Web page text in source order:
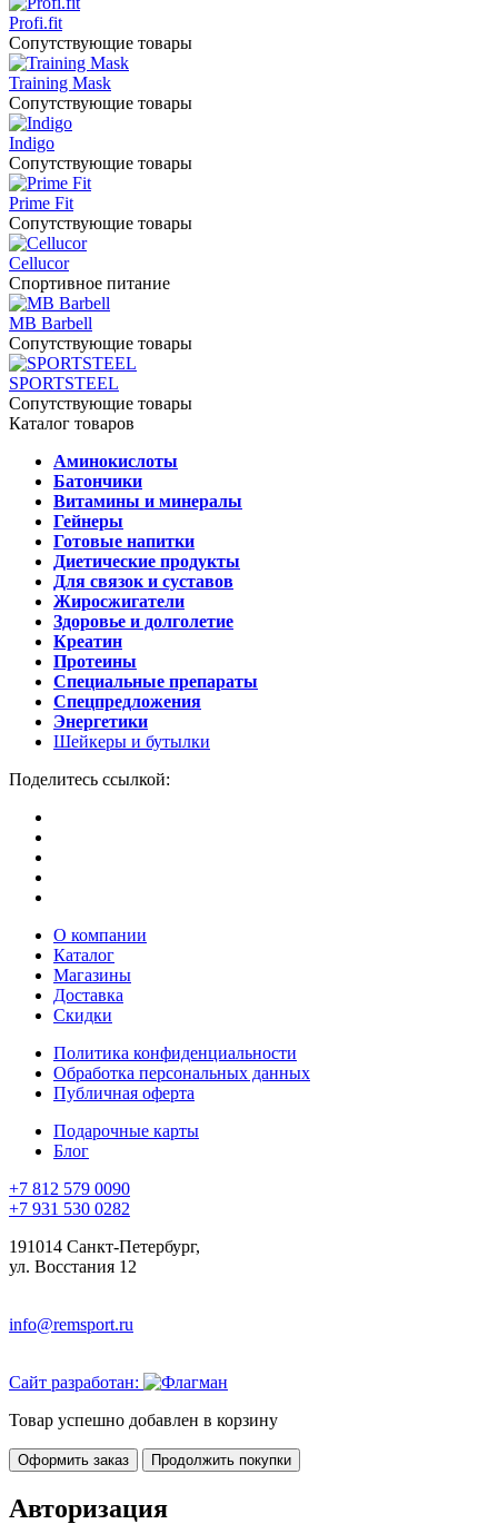
Profi.fit
Сопутствующие товары
Training Mask
Сопутствующие товары
Indigo
Сопутствующие товары
Prime Fit
Сопутствующие товары
Cellucor
Спортивное питание
MB Barbell
Сопутствующие товары
SPORTSTEEL
Сопутствующие товары
Каталог товаров
Аминокислоты
Батончики
Витамины и минералы
Гейнеры
Готовые напитки
Диетические продукты
Для связок и суставов
Жиросжигатели
Здоровье и долголетие
Креатин
Протеины
Специальные препараты
Спецпредложения
Энергетики
Шейкеры и бутылки
Поделитесь ссылкой:
О компании
Каталог
Магазины
Доставка
Скидки
Политика конфиденциальности
Обработка персональных данных
Публичная оферта
Подарочные карты
Блог
+7 812 579 0090
+7 931 530 0282
191014 Санкт-Петербург,
ул. Восстания 12
info@remsport.ru
Сайт разработан:
Товар успешно добавлен в корзину
Оформить заказ Продолжить покупки
Авторизация